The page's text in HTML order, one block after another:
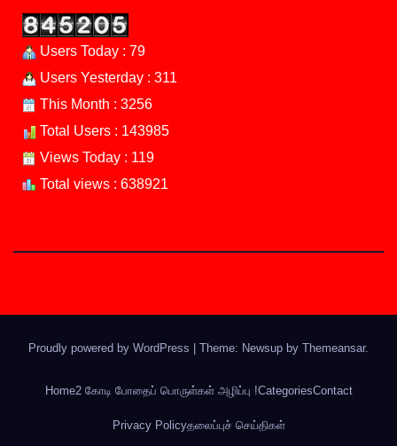
Users Today : 79
Users Yesterday : 311
This Month : 3256
Total Users : 143985
Views Today : 119
Total views : 638921
Proudly powered by WordPress Theme: Newsup by Themeansar.
Home2 கோடி போதைப் பொருள்கள் அழிப்பு !CategoriesContact
Privacy Policyதலைப்புச் செய்திகள்